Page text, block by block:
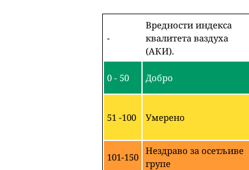
-
Вредности индекса
квалитета ваздуха
(АКИ).
0 - 50 Добро
51 -100 Умерено
101-150
Нездраво за осетљиве
групе